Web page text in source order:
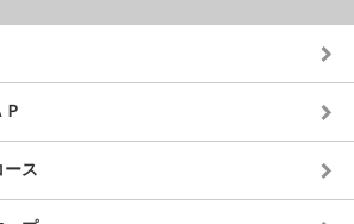
ース